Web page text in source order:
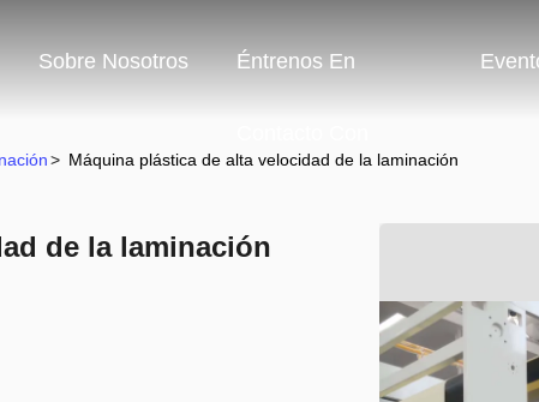
Sobre Nosotros Éntrenos En
> Máquina plástica de alta velocidad de la laminación
de la laminación